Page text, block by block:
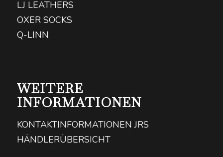
LJ LEATHERS
OXER SOCKS
Q-LINN
WEITERE
INFORMATIONEN
KONTAKTINFORMATIONEN JRS
HÄNDLERÜBERSICHT